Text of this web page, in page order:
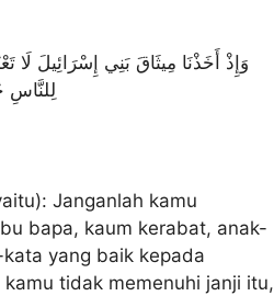
وَإِذْ أَخَذْنَا مِيثَاقَ بَنِي إِسْرَائِيلَ لَا
لِلنَّاسِ
Janganlah kamu
bapa, kaum kerabat, anak-
yang baik kepada
tidak memenuhi janji itu,